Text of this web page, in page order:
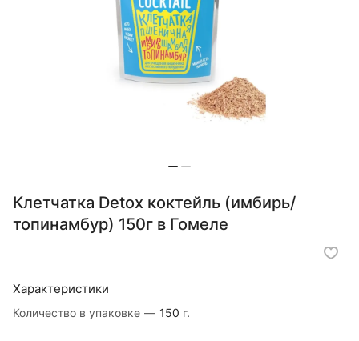
Клетчатка Detox коктейль (имбирь/
топинамбур) 150г в Гомеле
Характеристики
Количество в упаковке — 150 г.